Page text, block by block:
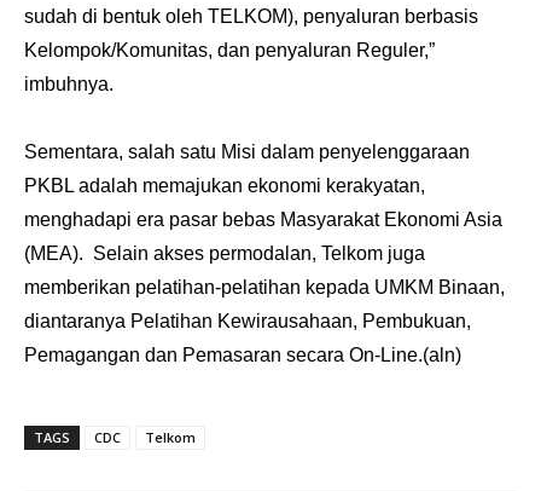
sudah di bentuk oleh TELKOM), penyaluran berbasis
Kelompok/Komunitas, dan penyaluran Reguler,”
imbuhnya.
Sementara, salah satu Misi dalam penyelenggaraan
PKBL adalah memajukan ekonomi kerakyatan,
menghadapi era pasar bebas Masyarakat Ekonomi Asia
(MEA). Selain akses permodalan, Telkom juga
memberikan pelatihan-pelatihan kepada UMKM Binaan,
diantaranya Pelatihan Kewirausahaan, Pembukuan,
Pemagangan dan Pemasaran secara On-Line.(aln)
TAGS CDC Telkom